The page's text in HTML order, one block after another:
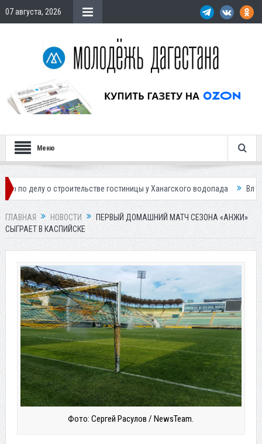
07 августа, 2026
Меню
строительстве гостиницы у Ханагского водопада Власти
ГЛАВНАЯ НОВОСТИ
ПЕРВЫЙ ДОМАШНИЙ МАТЧ СЕЗОНА «АНЖИ»
СЫГРАЕТ В КАСПИЙСКЕ
Фото: Сергей Расулов / NewsTeam.